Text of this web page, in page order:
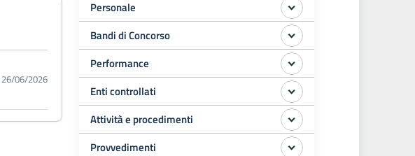
26/06/2026
Personale
Bandi di Concorso
Performance
Enti controllati
Attività e procedimenti
Provvedimenti